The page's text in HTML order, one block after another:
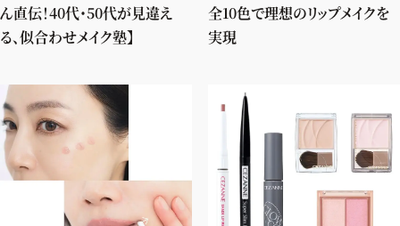
ん直伝！40代・50代が見違え
る、似合わせメイク塾】
全10色で理想のリップメイクを
実現